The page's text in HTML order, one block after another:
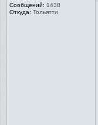
Сообщений: 1438
Откуда: Тольятти